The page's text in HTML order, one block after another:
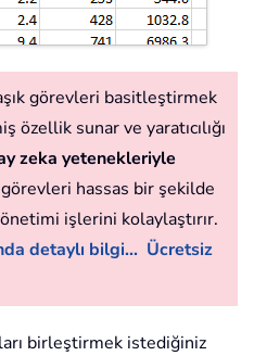
görevleri basitleştirmek
özellik sunar ve yaratıcılığı
zeka yetenekleriyle
hassas bir şekilde
işlerini kolaylaştırır.
detaylı bilgi... Ücretsiz
birleştirmek istediğiniz